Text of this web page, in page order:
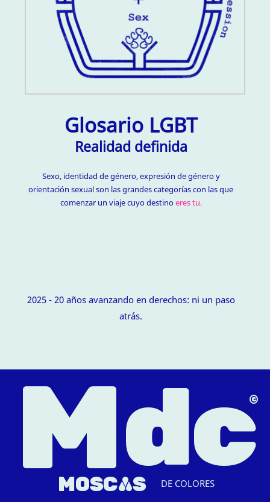
Glosario LGBT
Realidad definida
Sexo, identidad de género, expresión de género y
orientación sexual son las grandes categorías con las que
comenzar un viaje cuyo destinoeres tu.
2025 - 20 años avanzando en derechos: ni un paso
atrás.
Mdc
MOSCAS DE COLORES